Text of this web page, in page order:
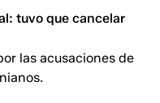
tuvo que cancelar
las acusaciones de